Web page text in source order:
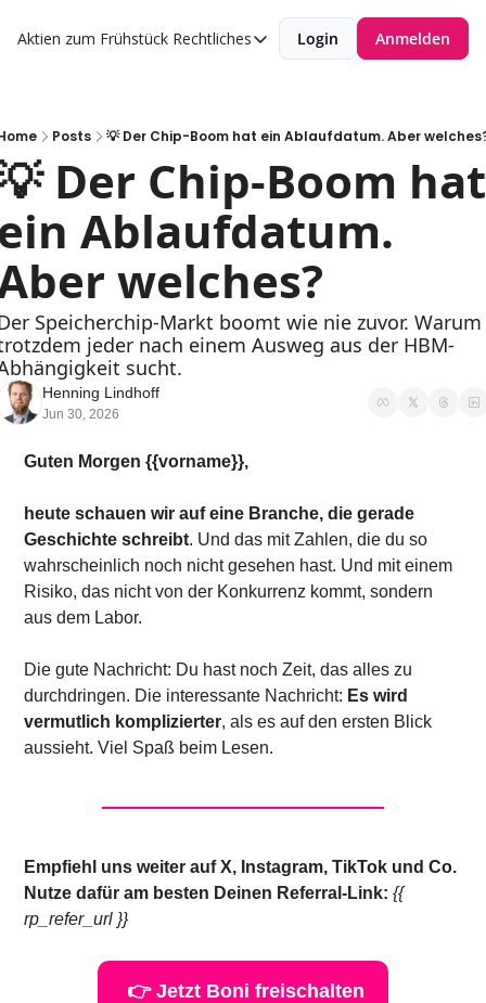
Aktien zum Frühstück Rechtliches
Rechtliches
Impressum
Login Anmelden
Posts 💡 Der Chip-Boom hat ein Ablaufdatum. Aber
Der Chip-Boom hat
Ablaufdatum.
welches?
Speicherchip-Markt boomt wie nie zuvor. Warum
jeder nach einem Ausweg aus der HBM-
sucht.
Henning Lindhoff
Jun 30, 2026
Guten Morgen {{vorname}},
heute schauen wir auf eine Branche, die gerade
Geschichte schreibt. Und das mit Zahlen, die du so
wahrscheinlich noch nicht gesehen hast. Und mit einem
Risiko, das nicht von der Konkurrenz kommt, sondern
aus dem Labor.
Die gute Nachricht: Du hast noch Zeit, das alles zu
durchdringen. Die interessante Nachricht: Es wird
vermutlich komplizierter, als es auf den ersten Blick
aussieht. Viel Spaß beim Lesen.
Empfiehl uns weiter auf X, Instagram, TikTok und Co.
Nutze dafür am besten Deinen Referral-Link: {{
rp_refer_url }}
👉 Jetzt Boni freischalten